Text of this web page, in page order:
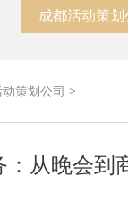
成都活动策划
策划公司 >
从晚会到